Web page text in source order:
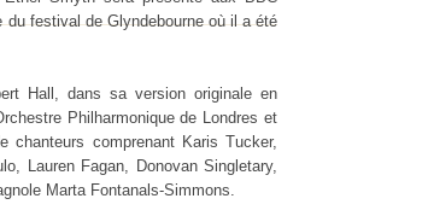
festival de Glyndebourne où il a été
Hall, dans sa version originale en
Philharmonique de Londres et
chanteurs comprenant Karis Tucker,
Lauren Fagan, Donovan Singletary,
Marta Fontanals-Simmons.